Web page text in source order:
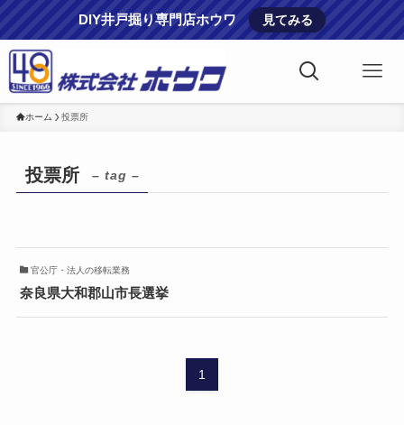
DIY井戸掘り専門店ホウワ 見てみる
ホーム 投票所
投票所 – tag –
官公庁・法人の移転業務
奈良県大和郡山市長選挙
1